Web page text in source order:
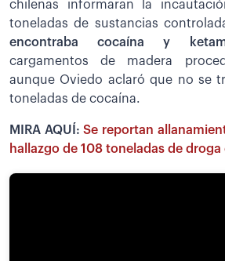
chilenas informaran la
toneladas de sustancias
encontraba cocaína y
cargamentos de madera
aunque Oviedo aclaró que no se
toneladas de cocaína.
MIRA AQUÍ:Se reportan
hallazgo de 108 toneladas de droga